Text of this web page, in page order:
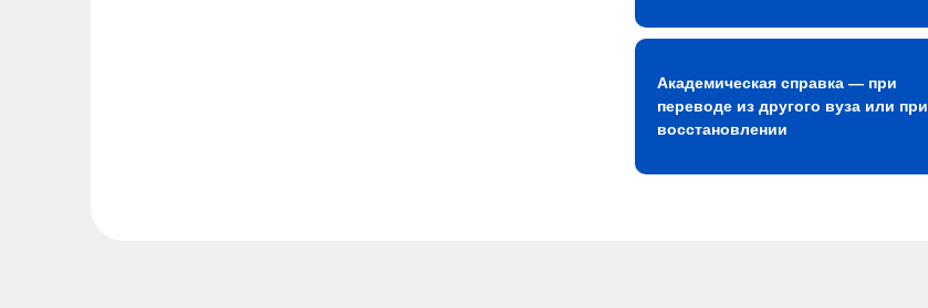
Академическая справка — при
переводе из другого вуза или при
восстановлении